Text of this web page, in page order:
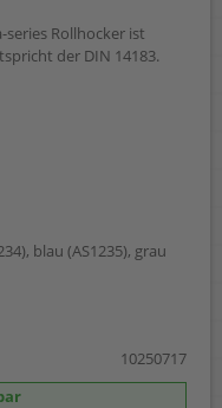
series Rollhocker ist
der DIN 14183.
blau (AS1235), grau
10250717